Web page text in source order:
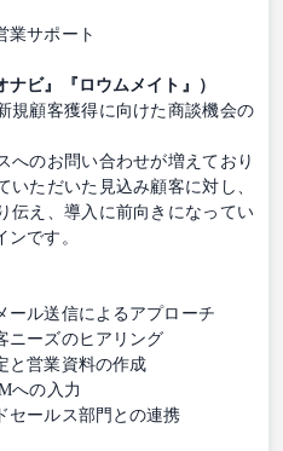
業サポート
ビ』『ロウムメイト』）
規顧客獲得に向けた商談機会の
へのお問い合わせが増えており
いただいた見込み顧客に対し、
伝え、導入に前向きになってい
です。
ール送信によるアプローチ
ニーズのヒアリング
と営業資料の作成
への入力
セールス部門との連携